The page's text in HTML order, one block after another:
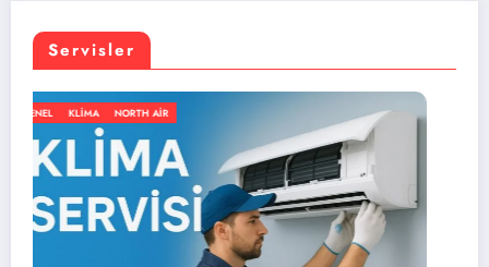
Servisler
GENEL